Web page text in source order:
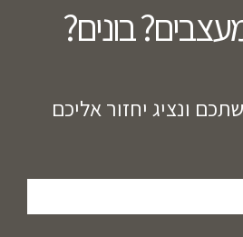
בונים?
ונציג יחזור אליכם